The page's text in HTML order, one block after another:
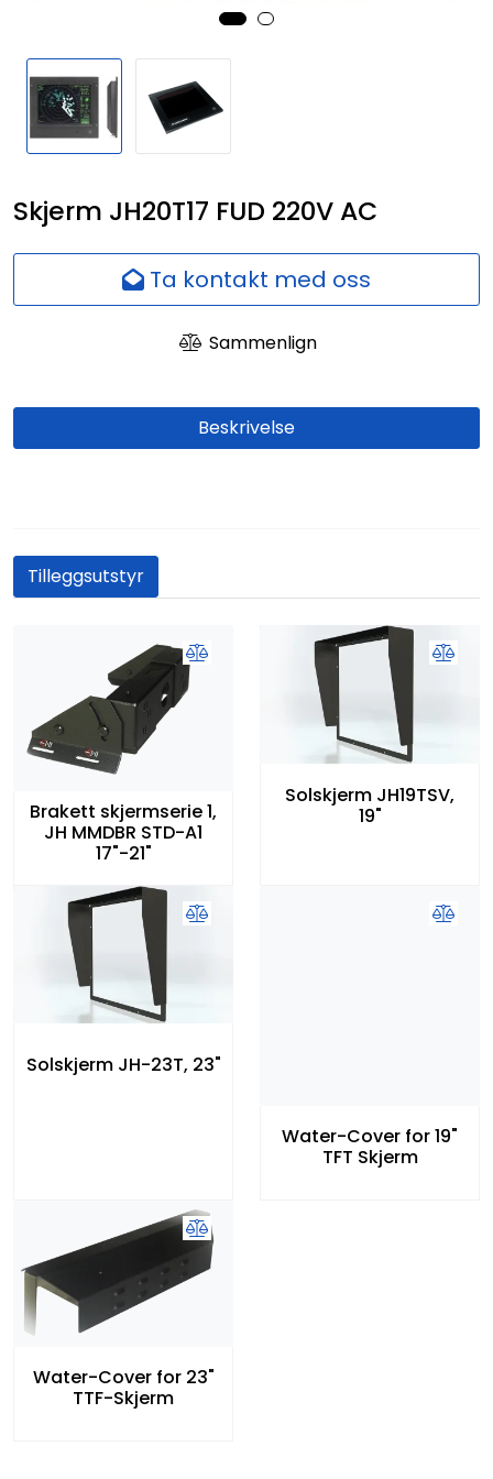
Skjerm JH20T17 FUD 220V AC
Ta kontakt med oss
Sammenlign
Beskrivelse
Tilleggsutstyr
Brakett skjermserie 1,
JH MMDBR STD-A1
17"-21"
Solskjerm JH19TSV,
19"
Solskjerm JH-23T, 23"
Water-Cover for 19"
TFT Skjerm
Water-Cover for 23"
TTF-Skjerm
Ansatte